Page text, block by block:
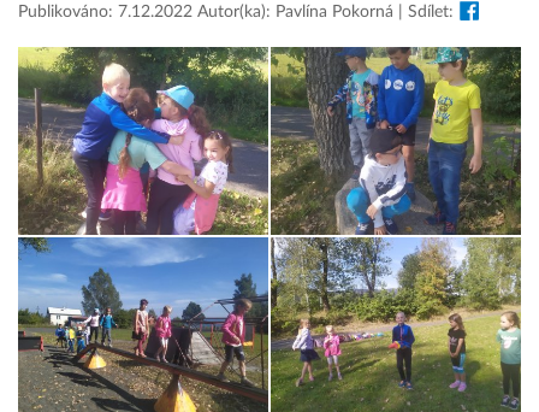
Publikováno: 7.12.2022 Autor(ka): Pavlína Pokorná | Sdílet: